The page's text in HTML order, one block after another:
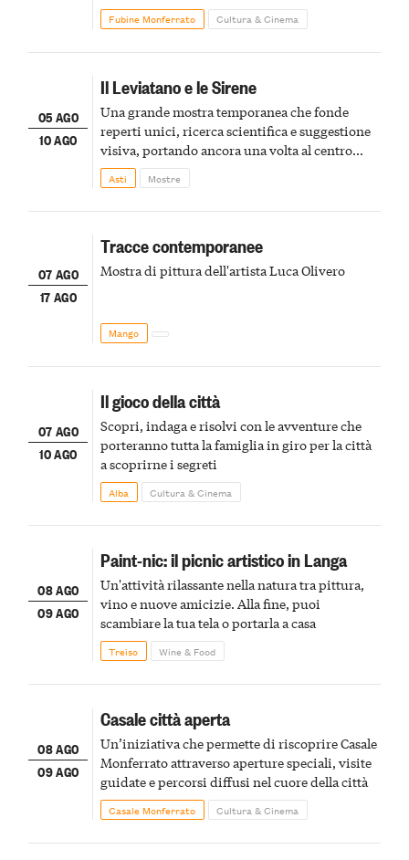
Fubine Monferrato Cultura & Cinema
05 AGO
10 AGO
Il Leviatano e le Sirene
Una grande mostra temporanea che fonde
reperti unici, ricerca scientifica e suggestione
visiva, portando ancora una volta al centro
della scena le meraviglie del passato astigiano
Asti Mostre
07 AGO
17 AGO
Tracce contemporanee
Mostra di pittura dell'artista Luca Olivero
Mango
07 AGO
10 AGO
Il gioco della città
Scopri, indaga e risolvi con le avventure che
porteranno tutta la famiglia in giro per la città
a scoprirne i segreti
Alba Cultura & Cinema
08 AGO
09 AGO
Paint-nic: il picnic artistico in Langa
Un'attività rilassante nella natura tra pittura,
vino e nuove amicizie. Alla fine, puoi
scambiare la tua tela o portarla a casa
Treiso Wine & Food
08 AGO
09 AGO
Casale città aperta
Un’iniziativa che permette di riscoprire Casale
Monferrato attraverso aperture speciali, visite
guidate e percorsi diffusi nel cuore della città
Casale Monferrato Cultura & Cinema